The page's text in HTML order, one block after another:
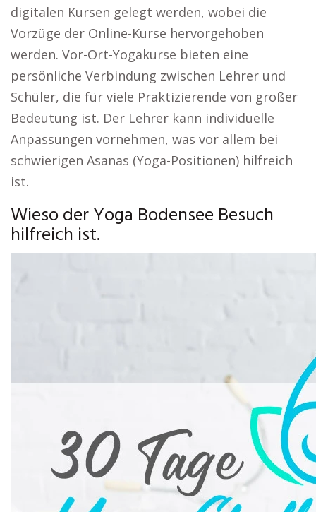
digitalen Kursen gelegt werden, wobei die
Vorzüge der Online-Kurse hervorgehoben
werden. Vor-Ort-Yogakurse bieten eine
persönliche Verbindung zwischen Lehrer und
Schüler, die für viele Praktizierende von großer
Bedeutung ist. Der Lehrer kann individuelle
Anpassungen vornehmen, was vor allem bei
schwierigen Asanas (Yoga-Positionen) hilfreich
ist.
Wieso der Yoga Bodensee Besuch
hilfreich ist.